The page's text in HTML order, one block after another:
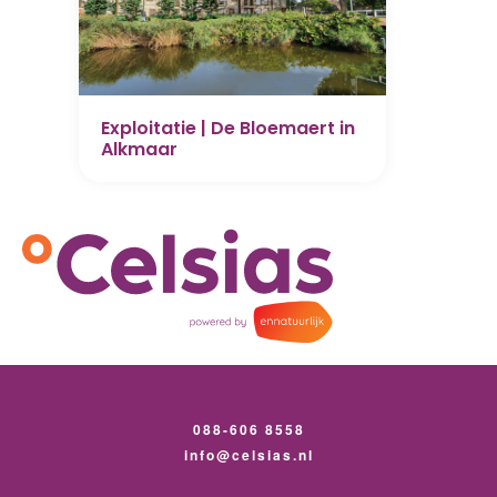
Exploitatie | De Bloemaert in
Alkmaar
088-606 8558
info@celsias.nl